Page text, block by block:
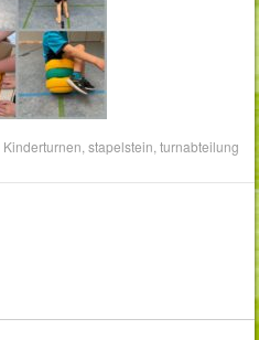
Kinderturnen ,stapelstein ,turnabteilung